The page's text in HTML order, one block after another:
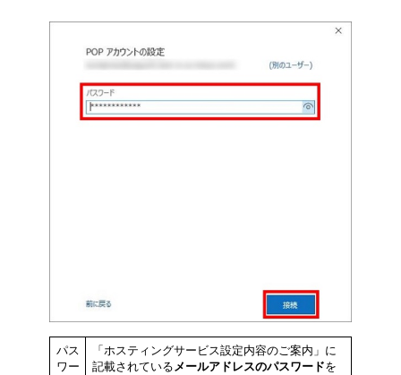
パス
ワー
「ホスティングサービス設定内容のご案内」に
記載されているメールアドレスのパスワードを